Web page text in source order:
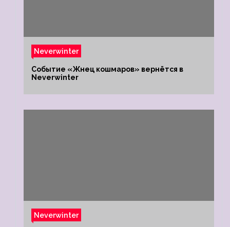
Neverwinter
Событие «Жнец кошмаров» вернётся в
Neverwinter
Neverwinter